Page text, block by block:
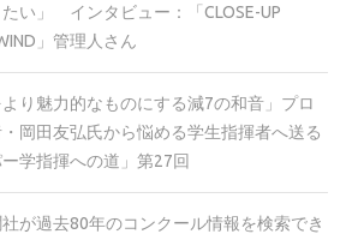
い」 インタビュー：「CLOSE-UP
」管理人さん
より魅力的なものにする減7の和音」プロ
岡田友弘氏から悩める学生指揮者へ送る
ー学指揮への道」第27回
が過去80年のコンクール情報を検索でき